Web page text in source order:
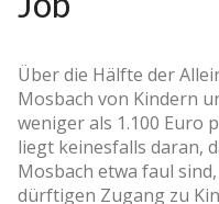
Über die Hälfte der
Mosbach von Kindern
weniger als 1.100 Euro
liegt keinesfalls daran,
Mosbach etwa faul
dürftigen Zugang zu